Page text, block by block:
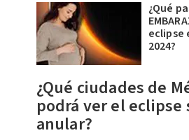
¿Qué
eclipse
2024?
¿Qué ciudades de
podrá ver el eclipse
anular?